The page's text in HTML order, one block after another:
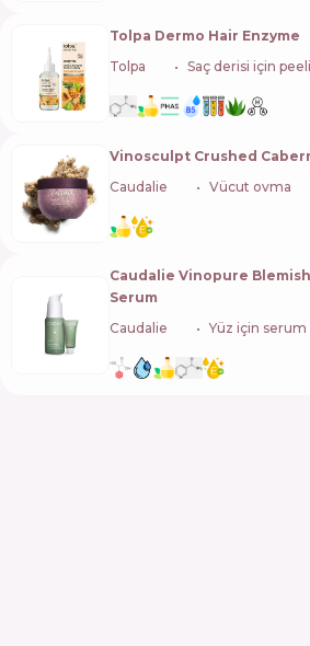
Tolpa Dermo Hair Enzyme
Tolpa
Saç derisi için
Vinosculpt Crushed
Caudalie
Vücut ovma
Caudalie Vinopure
Serum
Caudalie
Yüz için serum